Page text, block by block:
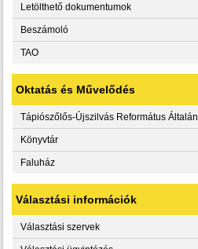
Letölthető dokumentumok
Beszámoló
TAO
Oktatás és Művelődés
Tápiószőlős-Újszilvás Református
Könyvtár
Faluház
Választási információk
Választási szervek